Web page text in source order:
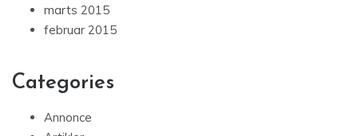
marts 2015
februar 2015
Categories
Annonce